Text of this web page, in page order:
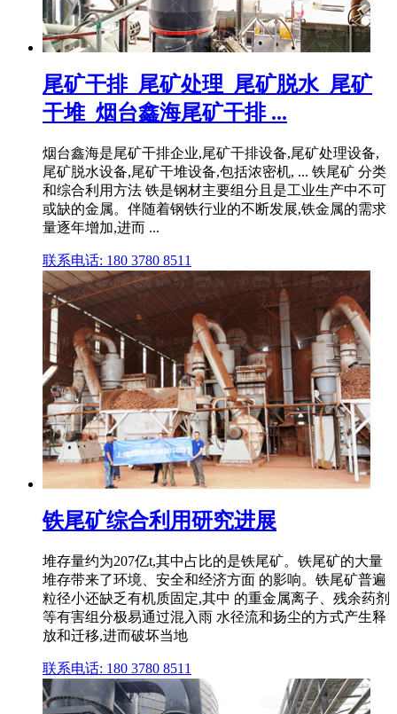
尾矿干排_尾矿处理_尾矿脱水_尾矿
干堆_烟台鑫海尾矿干排 ...
烟台鑫海是尾矿干排企业,尾矿干排设备,尾矿处理设备,
尾矿脱水设备,尾矿干堆设备,包括浓密机, ... 铁尾矿 分类
和综合利用方法 铁是钢材主要组分且是工业生产中不可
或缺的金属。伴随着钢铁行业的不断发展,铁金属的需求
量逐年增加,进而 ...
联系电话: 180 3780 8511
铁尾矿综合利用研究进展
堆存量约为207亿t,其中占比的是铁尾矿。铁尾矿的大量
堆存带来了环境、安全和经济方面 的影响。铁尾矿普遍
粒径小还缺乏有机质固定,其中 的重金属离子、残余药剂
等有害组分极易通过混入雨 水径流和扬尘的方式产生释
放和迁移,进而破坏当地
联系电话: 180 3780 8511